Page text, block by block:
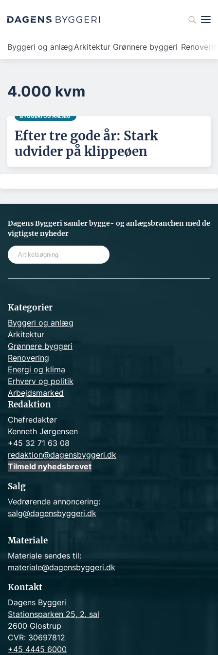
Byggeri og anlægArkitektur Grønnere byggeri
4.000 kvm
BYGGERI OG ANLÆG
Efter tre gode år: Stark
udvider på klippeøen
Dagens Byggeri samler bygge- og anlægsbranchen med de
vigtigste nyheder
Kategorier
Byggeri og anlæg
Arkitektur
Grønnere byggeri
Renovering
Energi og klima
Erhverv og politik
Arbejdsmarked
Redaktion
Chefredaktør
Kenneth Jørgensen
+45 32 71 63 08
redaktion@dagensbyggeri.dk
Tilmeld nyhedsbrevet
Salg
Vedrørende annoncering:
salg@dagensbyggeri.dk
Materiale
Materiale sendes til:
materiale@dagensbyggeri.dk
Kontakt
Dagens Byggeri
Stationsparken 25, 2. sal
2600 Glostrup
CVR: 30697812
+45 4445 6000